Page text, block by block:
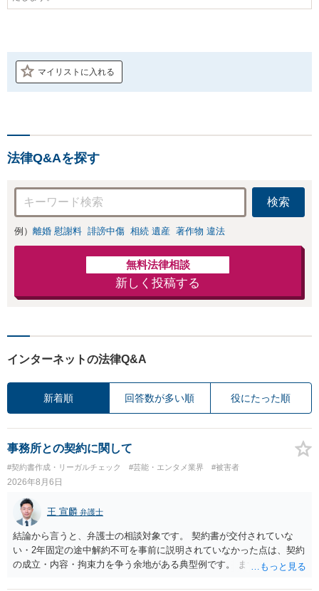
マイリストに入れる
法律Q&Aを探す
検索
例） 離婚 慰謝料 誹謗中傷 相続 遺産 著作物 違法
無料法律相談
新しく投稿する
インターネットの法律Q&A
新着順 回答数が多い順 役にたった順
事務所との契約に関して
#契約書作成・リーガルチェック #芸能・エンタメ業界 #被害者
2026年8月6日
王 宣麟 弁護士
結論から言うと、弁護士の相談対象です。 契約書が交付されていな
い・2年固定の途中解約不可を事前に説明されていなかった点は、契約
の成立・内容・拘束力を争う余地がある典型例です。 まずは、運営と